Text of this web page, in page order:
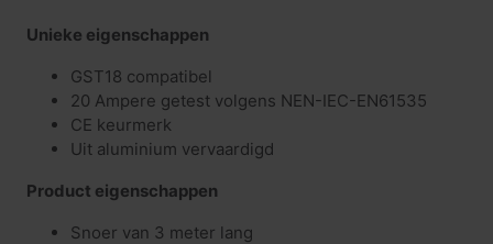
Unieke eigenschappen
GST18 compatibel
20 Ampere getest volgens NEN-IEC-EN61535
CE keurmerk
Uit aluminium vervaardigd
Product eigenschappen
Snoer van 3 meter lang